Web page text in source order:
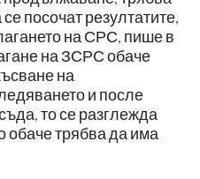
посочат резултатите,
на СРС, пише в
на ЗСРС обаче
на
и после
то се разглежда
обаче трябва да има